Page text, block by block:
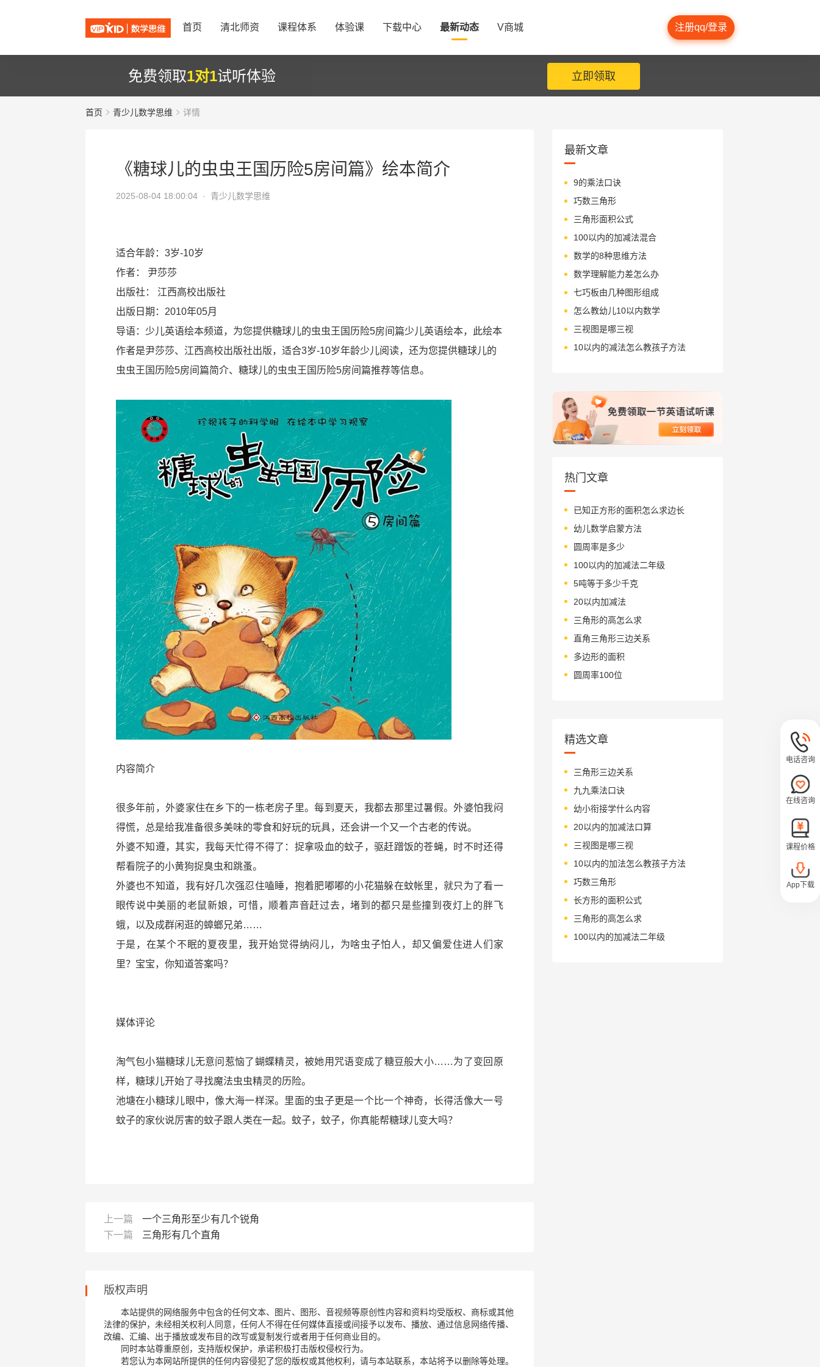
首页 清北师资 课程体系 体验课 下载中心 最新动态 V商城 注册qq/登录
免费领取1对1试听体验 立即领取
首页 青少儿数学思维 详情
《糖球儿的虫虫王国历险5房间篇》绘本简介
2025-08-04 18:00:04 · 青少儿数学思维
适合年龄：3岁-10岁
作者：
尹莎莎
出版社：
江西高校出版社
出版日期：2010年05月
导语：少儿英语绘本频道，为您提供糖球儿的虫虫王国历险5房间篇少儿英语绘本，此绘本
作者是尹莎莎、江西高校出版社出版，适合3岁-10岁年龄少儿阅读，还为您提供糖球儿的
虫虫王国历险5房间篇简介、糖球儿的虫虫王国历险5房间篇推荐等信息。
内容简介
很多年前，外婆家住在乡下的一栋老房子里。每到夏天，我都去那里过暑假。外婆怕我闷
得慌，总是给我准备很多美味的零食和好玩的玩具，还会讲一个又一个古老的传说。
外婆不知遵，其实，我每天忙得不得了：捉拿吸血的蚊子，驱赶蹭饭的苍蝇，时不时还得
帮看院子的小黄狗捉臭虫和跳蚤。
外婆也不知道，我有好几次强忍住嗑睡，抱着肥嘟嘟的小花猫躲在蚊帐里，就只为了看一
眼传说中美丽的老鼠新娘，可惜，顺着声音赶过去，堵到的都只是些撞到夜灯上的胖飞
蛾，以及成群闲逛的蟑螂兄弟……
于是，在某个不眠的夏夜里，我开始觉得纳闷儿，为啥虫子怕人，却又偏爱住进人们家
里？宝宝，你知道答案吗？
媒体评论
淘气包小猫糖球儿无意问惹恼了蝴蝶精灵，被她用咒语变成了糖豆般大小……为了变回原
样，糖球儿开始了寻找魔法虫虫精灵的历险。
池塘在小糖球儿眼中，像大海一样深。里面的虫子更是一个比一个神奇，长得活像大一号
蚊子的家伙说厉害的蚊子跟人类在一起。蚊子，蚊子，你真能帮糖球儿变大吗？
上一篇
一个三角形至少有几个锐角
下一篇
三角形有几个直角
版权声明
本站提供的网络服务中包含的任何文本、图片、图形、音视频等原创性内容和资料均受版权、商标或其他
法律的保护，未经相关权利人同意，任何人不得在任何媒体直接或间接予以发布、播放、通过信息网络传播、
改编、汇编、出于播放或发布目的改写或复制发行或者用于任何商业目的。
同时本站尊重原创，支持版权保护，承诺积极打击版权侵权行为。
若您认为本网站所提供的任何内容侵犯了您的版权或其他权利，请与本站联系，本站将予以删除等处理。
最新文章
9的乘法口诀
巧数三角形
三角形面积公式
100以内的加减法混合
数学的8种思维方法
数学理解能力差怎么办
七巧板由几种图形组成
怎么教幼儿10以内数学
三视图是哪三视
10以内的减法怎么教孩子方法
热门文章
已知正方形的面积怎么求边长
幼儿数学启蒙方法
圆周率是多少
100以内的加减法二年级
5吨等于多少千克
20以内加减法
三角形的高怎么求
直角三角形三边关系
多边形的面积
圆周率100位
精选文章
三角形三边关系
九九乘法口诀
幼小衔接学什么内容
20以内的加减法口算
三视图是哪三视
10以内的加法怎么教孩子方法
巧数三角形
长方形的面积公式
三角形的高怎么求
100以内的加减法二年级
电话咨询
在线咨询
课程价格
App下载